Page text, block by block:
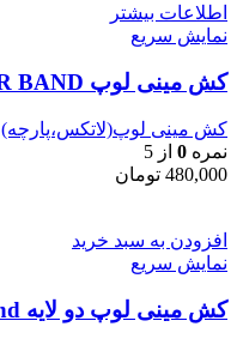
اطلاعات بیشتر
نمایش سریع
کش مینی لوپ WONDER BAND بسته 4 عددی
کش مینی لوپ(لاتکس،پارچه)
نمره 0 از 5
480,000 تومان
افزودن به سبد خرید
نمایش سریع
کش مینی لوپ دو لایه Thera-Band سبز